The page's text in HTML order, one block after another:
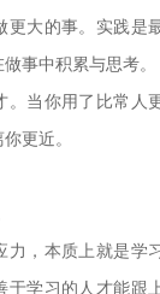
更大的事。实践是
事中积累与思考。
。当你用了比常人
更近。
力，本质上就是学
于学习的人才能跟